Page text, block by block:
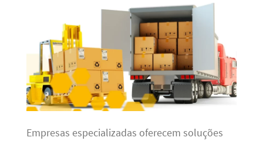
Empresas especializadas oferecem soluções